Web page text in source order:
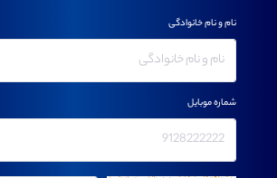
نام و نام خانوادگی
شماره موبایل